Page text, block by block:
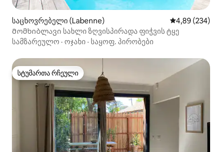
საცხოვრებელი (Labenne) საშუალო
4,89 (234)
Მომხიბლავი სახლი ზღვისპირადა ფიჭვის ტყე
სამზარეულო · ოჯახი · საყოფ. პირობები
სტუმართა რჩეული
სტუმართა რჩეული